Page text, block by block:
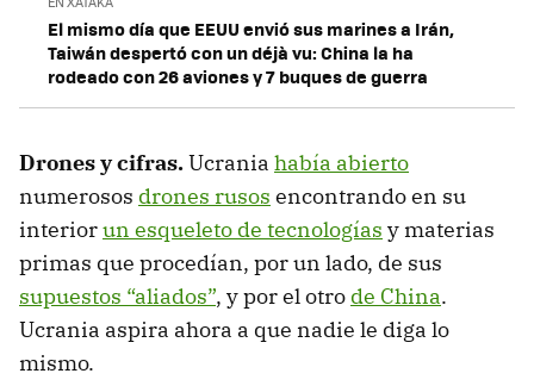
El mismo día que EEUU envió sus marines a Irán,
Taiwán despertó con un déjà vu: China la ha
rodeado con 26 aviones y 7 buques de guerra
Drones y cifras.Ucrania había abierto
numerosos drones rusos encontrando en su
interiorun esqueleto de tecnologías y materias
primas que procedían, por un lado, de sus
supuestos “aliados”, y por el otro de China.
Ucrania aspira ahora a que nadie le diga lo
mismo.